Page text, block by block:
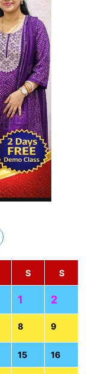
S S
1 2
8 9
15 16